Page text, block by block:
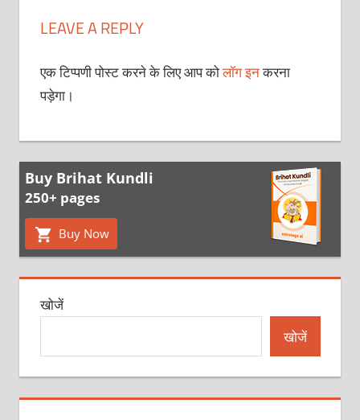
LEAVE A REPLY
एक टिप्पणी पोस्ट करने के लिए आप कोलॉग इनकरना
पड़ेगा।
Buy Brihat Kundli
250+ pages
Buy Now
खोजें
खोजें